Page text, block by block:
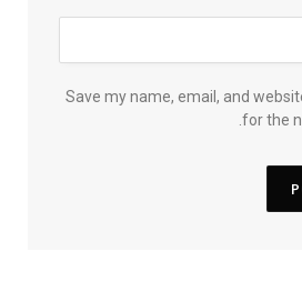
Save my name, email, and
for the